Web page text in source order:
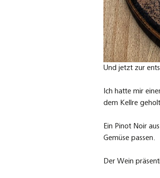
Und jetzt zur
Ich hatte mir
dem Kellre
Ein Pinot Noir
Gemüse passen.
Der Wein